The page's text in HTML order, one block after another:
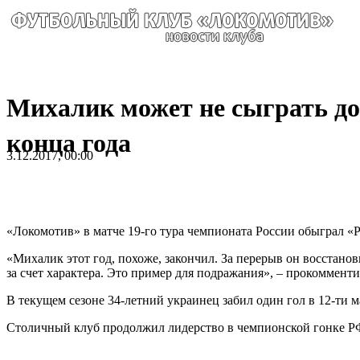
Михалик может не сыграть до
конца года
3.12.2017, 00:00
«Локомотив» в матче 19-го тура чемпионата России обыграл
«Михалик этот год, похоже, закончил. За перерыв он
за счет характера. Это пример для подражания», –
В текущем сезоне 34-летний украинец забил один гол в 12-ти
Столичный клуб продолжил лидерство в чемпионской гонке